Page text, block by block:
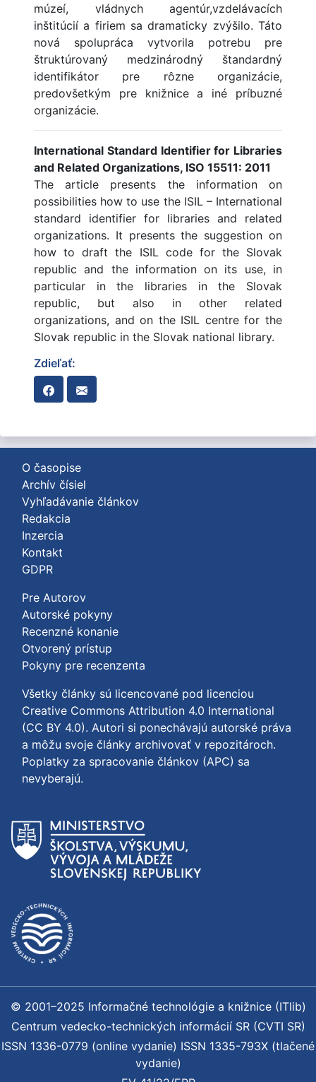
múzeí, vládnych agentúr,vzdelávacích
inštitúcií a firiem sa dramaticky zvýšilo. Táto
nová spolupráca vytvorila potrebu pre
štruktúrovaný medzinárodný štandardný
identifikátor pre rôzne organizácie,
predovšetkým pre knižnice a iné príbuzné
organizácie.
International Standard Identifier for Libraries
and Related Organizations, ISO 15511: 2011
The article presents the information on
possibilities how to use the ISIL – International
standard identifier for libraries and related
organizations. It presents the suggestion on
how to draft the ISIL code for the Slovak
republic and the information on its use, in
particular in the libraries in the Slovak
republic, but also in other related
organizations, and on the ISIL centre for the
Slovak republic in the Slovak national library.
Zdieľať:
O časopise
Archív čísiel
Vyhľadávanie článkov
Redakcia
Inzercia
Kontakt
GDPR
Pre Autorov
Autorské pokyny
Recenzné konanie
Otvorený prístup
Pokyny pre recenzenta
Všetky články sú licencované pod licenciou
Creative Commons Attribution 4.0 International
(CC BY 4.0). Autori si ponechávajú autorské práva
a môžu svoje články archivovať v repozitároch.
Poplatky za spracovanie článkov (APC) sa
nevyberajú.
© 2001–2025 Informačné technológie a knižnice (ITlib)
Centrum vedecko-technických informácií SR (CVTI SR)
ISSN 1336-0779 (online vydanie) ISSN 1335-793X (tlačené
vydanie)